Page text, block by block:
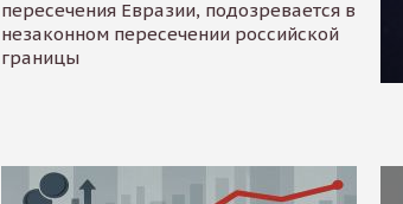
пересечения Евразии, подозревается в
незаконном пересечении российской
границы